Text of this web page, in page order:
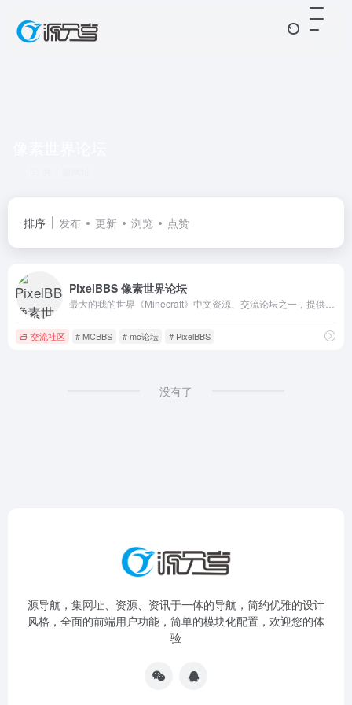
排序 发布 更新 浏览 点赞
PixelBBS 像素世界论坛
交流社区 # MCBBS # mc论坛 # PixelBBS
没有了
源导航，集网址、资源、资讯于一体的导航，简约优雅的设计
风格，全面的前端用户功能，简单的模块化配置，欢迎您的体
验